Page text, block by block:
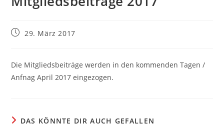
Beitrag29. März 2017
Die Mitgliedsbeiträge werden in den kommenden Tagen /
Anfnag April 2017 eingezogen.
DAS KÖNNTE DIR AUCH GEFALLEN